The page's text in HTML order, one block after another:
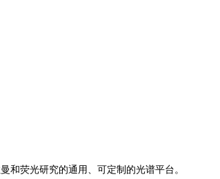
和荧光研究的通用、可定制的光谱平台。